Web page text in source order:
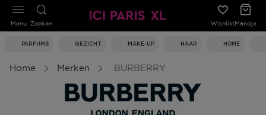
Zoeken WishlistMandje
PARFUMS GEZICHT MAKE-UP HAAR HOME
Menu
Home Merken BURBERRY